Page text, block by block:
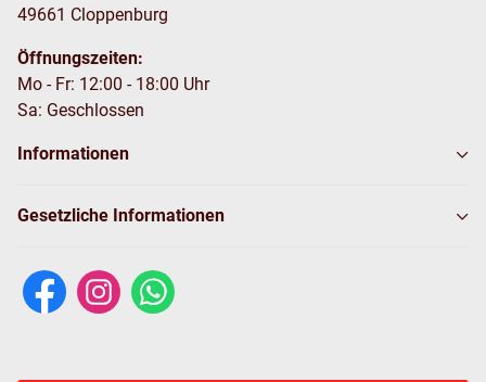
49661 Cloppenburg
Öffnungszeiten:
Mo - Fr: 12:00 - 18:00 Uhr
Sa: Geschlossen
Informationen
Gesetzliche Informationen